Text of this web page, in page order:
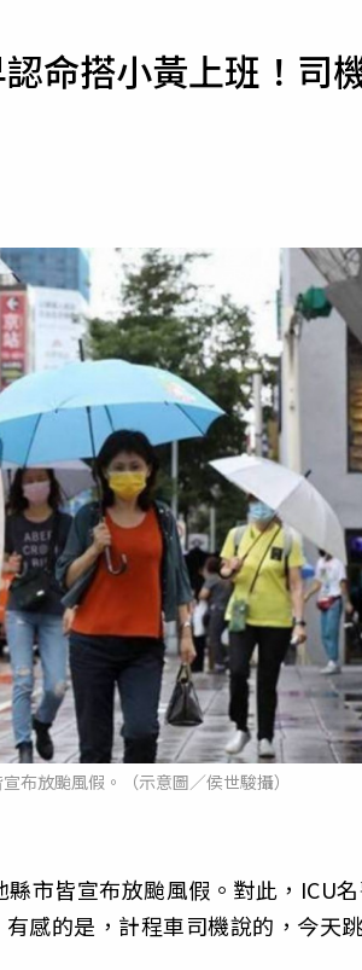
運勢
命搭小黃上班！司
布放颱風假。（示意圖／侯世駿攝）
市皆宣布放颱風假。對此，ICU
感的是，計程車司機說的，今天